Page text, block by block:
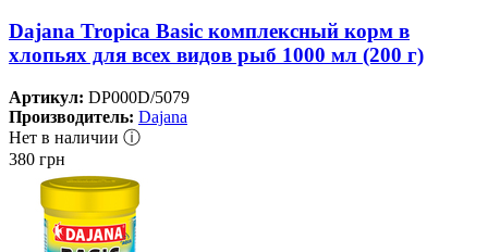
Dajana Tropica Basic комплексный корм в
хлопьях для всех видов рыб 1000 мл (200 г)
Артикул: DP000D/5079
Производитель: Dajana
Нет в наличии ⓘ
380 грн